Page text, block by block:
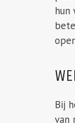
hun
Bij
van